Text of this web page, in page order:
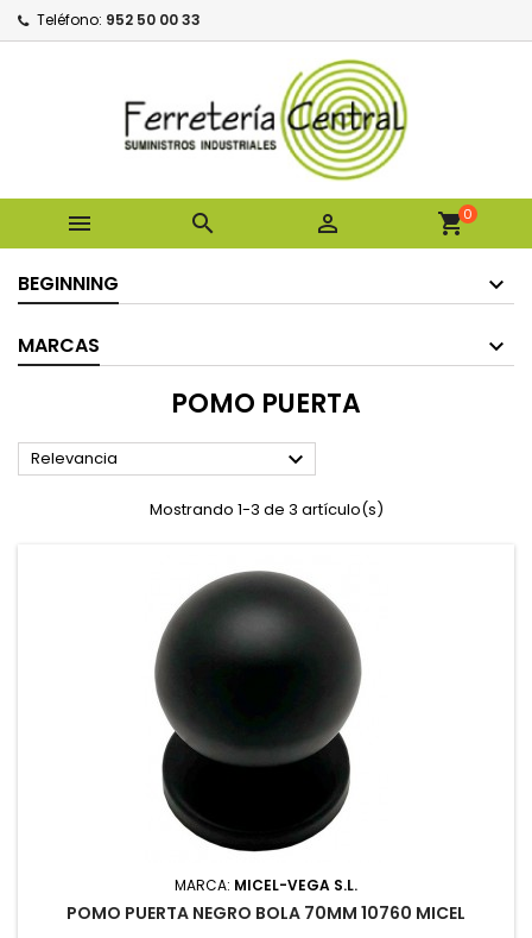
Teléfono: 952 50 00 33
   shopping_cart0
BEGINNING
MARCAS
POMO PUERTA
Relevancia 
Mostrando 1-3 de 3 artículo(s)
MARCA: MICEL-VEGA S.L.
POMO PUERTA NEGRO BOLA 70MM 10760 MICEL